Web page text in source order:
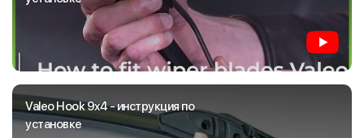
Valeo Hook 9x4 - инструкция по
установке